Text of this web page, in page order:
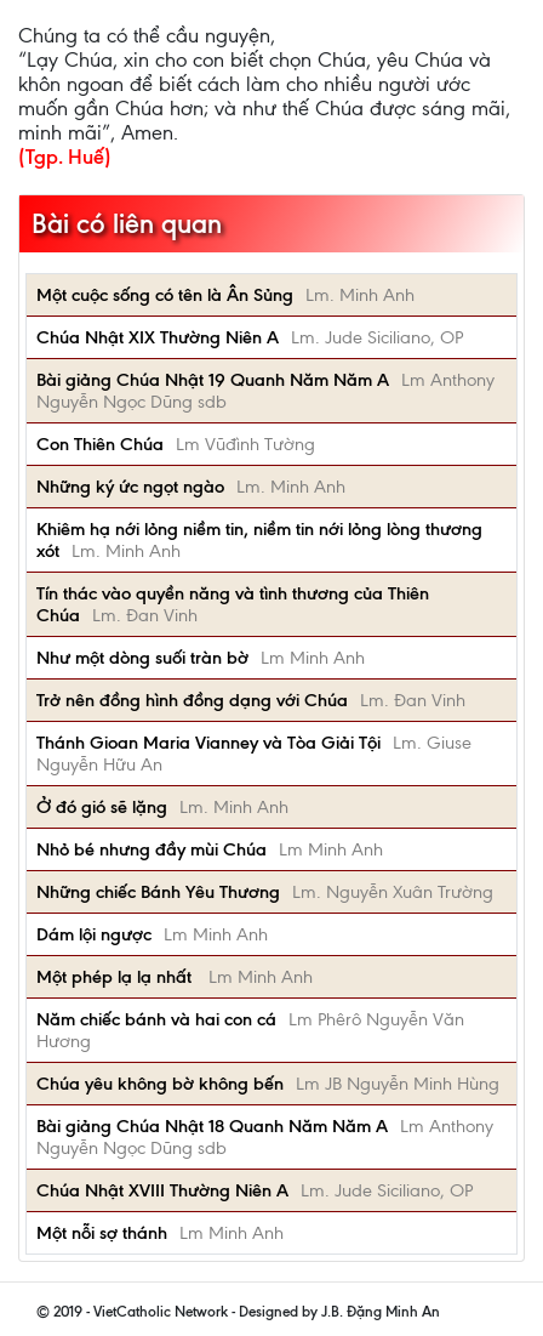
Chúng ta có thể cầu nguyện,
“Lạy Chúa, xin cho con biết chọn Chúa, yêu Chúa và
khôn ngoan để biết cách làm cho nhiều người ước
muốn gần Chúa hơn; và như thế Chúa được sáng mãi,
minh mãi”, Amen.
(Tgp. Huế)
Bài có liên quan
Một cuộc sống có tên là Ân Sủng
Lm. Minh Anh
Chúa Nhật XIX Thường Niên A
Lm. Jude Siciliano, OP
Bài giảng Chúa Nhật 19 Quanh Năm Năm A
Lm Anthony
Nguyễn Ngọc Dũng sdb
Con Thiên Chúa
Lm Vũđình Tường
Những ký ức ngọt ngào
Lm. Minh Anh
Khiêm hạ nới lỏng niềm tin, niềm tin nới lỏng lòng thương
xót
Lm. Minh Anh
Tín thác vào quyền năng và tình thương của Thiên
Chúa
Lm. Đan Vinh
Như một dòng suối tràn bờ
Lm Minh Anh
Trở nên đồng hình đồng dạng với Chúa
Lm. Đan Vinh
Thánh Gioan Maria Vianney và Tòa Giải Tội
Lm. Giuse
Nguyễn Hữu An
Ở đó gió sẽ lặng
Lm. Minh Anh
Nhỏ bé nhưng đầy mùi Chúa
Lm Minh Anh
Những chiếc Bánh Yêu Thương
Lm. Nguyễn Xuân Trường
Dám lội ngược
Lm Minh Anh
Một phép lạ lạ nhất
Lm Minh Anh
Năm chiếc bánh và hai con cá
Lm Phêrô Nguyễn Văn
Hương
Chúa yêu không bờ không bến
Lm JB Nguyễn Minh Hùng
Bài giảng Chúa Nhật 18 Quanh Năm Năm A
Lm Anthony
Nguyễn Ngọc Dũng sdb
Chúa Nhật XVIII Thường Niên A
Lm. Jude Siciliano, OP
Một nỗi sợ thánh
Lm Minh Anh
© 2019 - VietCatholic Network - Designed by J.B. Đặng Minh An